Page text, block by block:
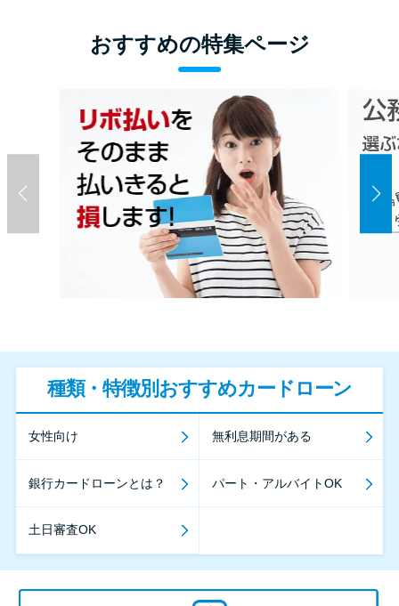
おすすめの特集ページ
種類・特徴別おすすめカードローン
女性向け 無利息期間がある
銀行カードローンとは？ パート・アルバイトOK
土日審査OK